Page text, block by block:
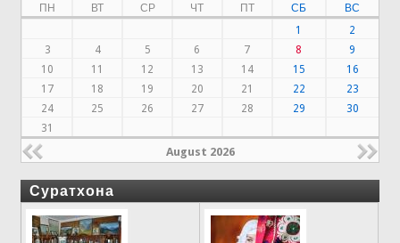
ПН ВТ СР ЧТ ПТ СБ
ВС
1
2
3
4 5 6 7 8
9
10
11 12 13 14 15
16
17
18 19 20 21 22
23
24
25 26 27 28 29
30
31
August 2026
Суратхона